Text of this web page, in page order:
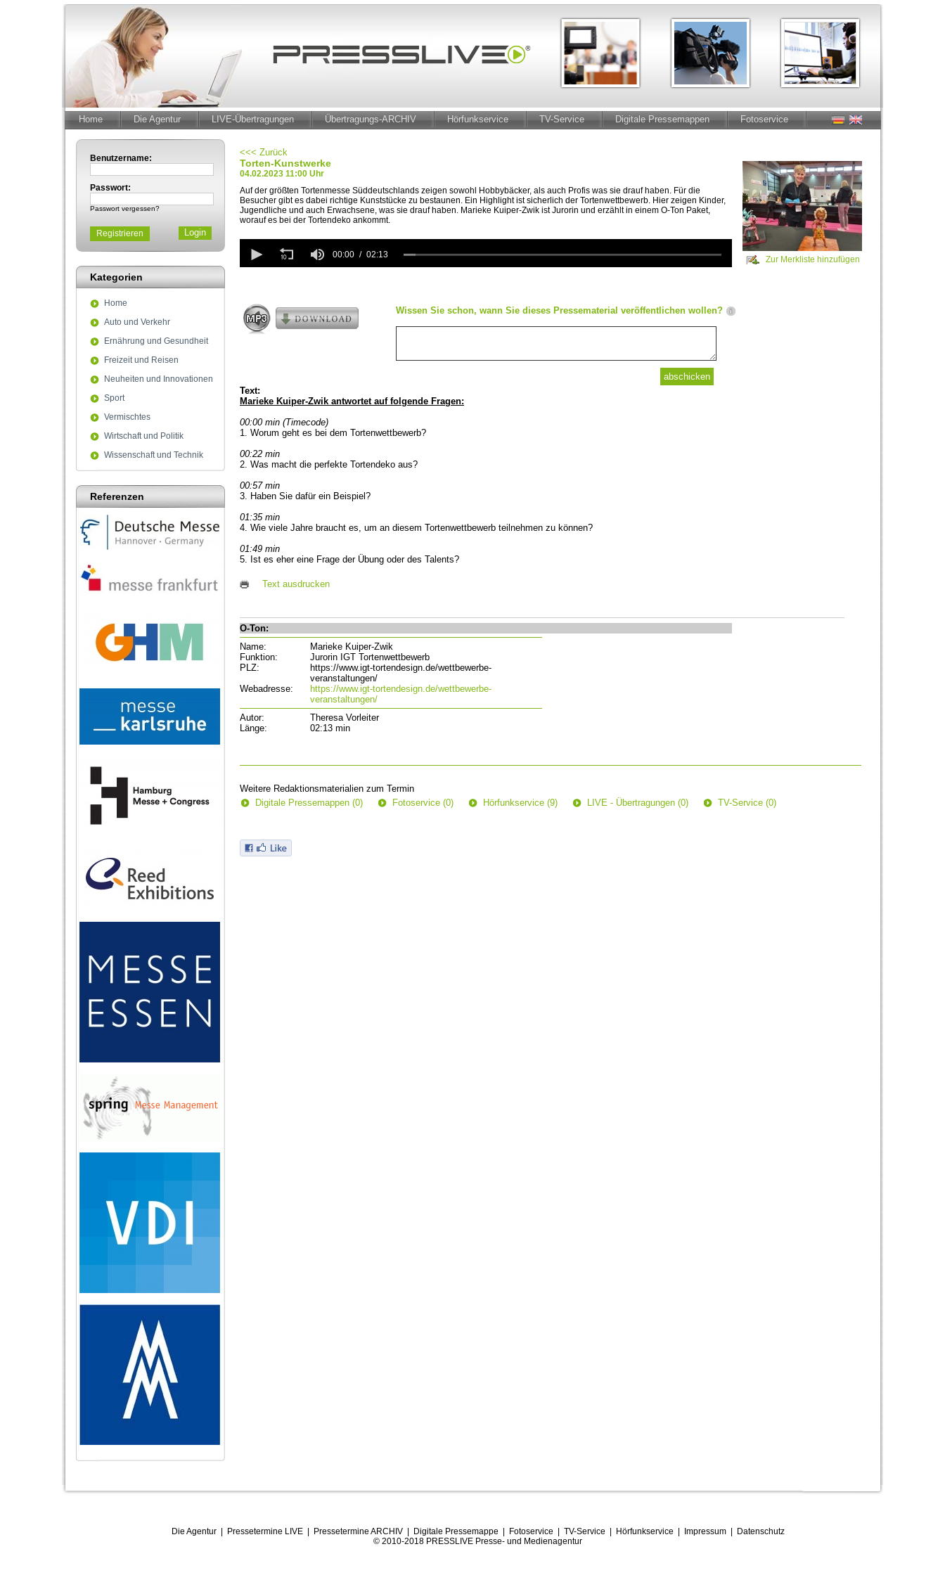
Home Die Agentur LIVE-Übertragungen Übertragungs-ARCHIV Hörfunkservice TV-Service Digitale Pressemappen Fotoservice
Benutzername:
Passwort:
Passwort vergessen?
Registrieren
Kategorien
Home
Auto und Verkehr
Ernährung und Gesundheit
Freizeit und Reisen
Neuheiten und Innovationen
Sport
Vermischtes
Wirtschaft und Politik
Wissenschaft und Technik
Referenzen
<<< Zurück
Torten-Kunstwerke
04.02.2023 11:00 Uhr
Auf der größten Tortenmesse Süddeutschlands zeigen sowohl Hobbybäcker, als auch Profis was sie drauf haben. Für die
Besucher gibt es dabei richtige Kunststücke zu bestaunen. Ein Highlight ist sicherlich der Tortenwettbewerb. Hier zeigen Kinder,
Jugendliche und auch Erwachsene, was sie drauf haben. Marieke Kuiper-Zwik ist Jurorin und erzählt in einem O-Ton Paket,
worauf es bei der Tortendeko ankommt.
seconds
of
secondsVolume
90%
00:00 02:13 Zur Merkliste hinzufügen
Wissen Sie schon, wann Sie dieses Pressematerial veröffentlichen wollen?
Text:
Marieke Kuiper-Zwik antwortet auf folgende Fragen:
00:00 min (Timecode)
1. Worum geht es bei dem Tortenwettbewerb?
00:22 min
2. Was macht die perfekte Tortendeko aus?
00:57 min
3. Haben Sie dafür ein Beispiel?
01:35 min
4. Wie viele Jahre braucht es, um an diesem Tortenwettbewerb teilnehmen zu können?
01:49 min
5. Ist es eher eine Frage der Übung oder des Talents?
Text ausdrucken
O-Ton:
Name:
Marieke Kuiper-Zwik
Funktion:
Jurorin IGT Tortenwettbewerb
PLZ:
https://www.igt-tortendesign.de/wettbewerbe-
veranstaltungen/
Webadresse:
https://www.igt-tortendesign.de/wettbewerbe-
veranstaltungen/
Autor:
Theresa Vorleiter
Länge:
02:13 min
Weitere Redaktionsmaterialien zum Termin
Digitale Pressemappen (0)
Fotoservice (0) Hörfunkservice (9) LIVE - Übertragungen (0) TV-Service (0)
Die Agentur| Pressetermine LIVE| Pressetermine ARCHIV| Digitale Pressemappe Fotoservice TV-Service Hörfunkservice Impressum| Datenschutz
© 2010-2018 PRESSLIVE Presse- und Medienagentur